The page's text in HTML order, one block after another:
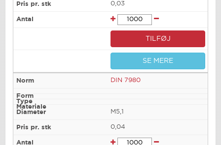
0,03
TILFØJ
SE MERE
DIN 7980
M5,1
0,04